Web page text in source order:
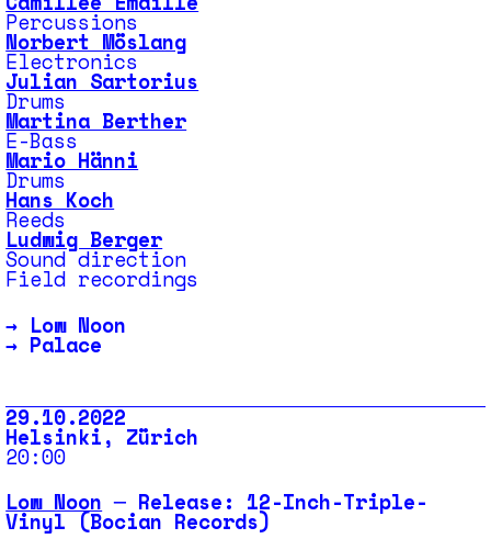
Percussions
Norbert Möslang
Electronics
Julian Sartorius
Drums
Martina Berther
E-Bass
Mario Hänni
Drums
Hans Koch
Reeds
Ludwig Berger
Sound direction
Field recordings
→ Low Noon
→ Palace
29.10.2022
Helsinki, Zürich
20:00
Low Noon ─ Release: 12-Inch-Triple-
Vinyl (Bocian Records)